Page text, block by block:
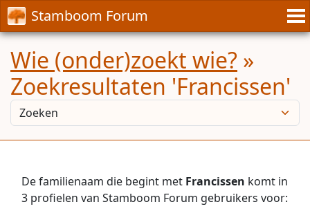
Stamboom Forum
Wie (onder)zoekt wie? »
Zoekresultaten 'Francissen'
De familienaam die begint met Francissen komt in
3 profielen van Stamboom Forum gebruikers voor: